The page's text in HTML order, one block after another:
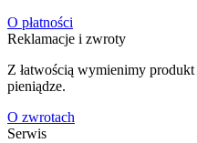
O płatności
Reklamacje i zwroty
Z łatwością wymienimy
pieniądze.
O zwrotach
Serwis